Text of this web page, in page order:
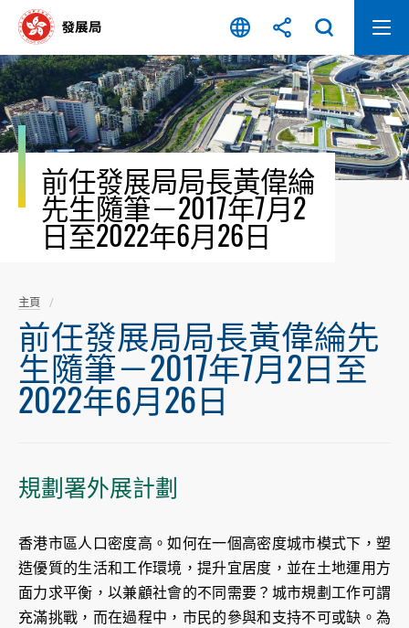
容
開
始
前任發展局局長黃偉綸
先生隨筆－2017年7月2
日至2022年6月26日
主頁
前任發展局局長黃偉綸先
生隨筆－2017年7月2日至
2022年6月26日
規劃署外展計劃
香港市區人口密度高。如何在一個高密度城市模式下，塑
造優質的生活和工作環境，提升宜居度，並在土地運用方
面力求平衡，以兼顧社會的不同需要？城市規劃工作可謂
充滿挑戰，而在過程中，市民的參與和支持不可或缺。為